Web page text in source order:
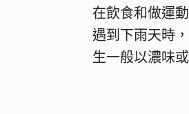
在飲食和做運
遇到下雨天時
生一般以濃味